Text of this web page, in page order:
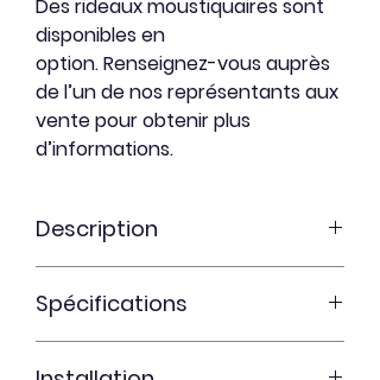
Des rideaux moustiquaires sont
disponibles en
option.Renseignez-vous auprès
de l’un de nos représentants aux
vente pour obtenir plus
d’informations.
Description
aluminium, le modèle Éclipse vous
permet d’ajuster la lumière
entrant dans la structure.
Spécifications